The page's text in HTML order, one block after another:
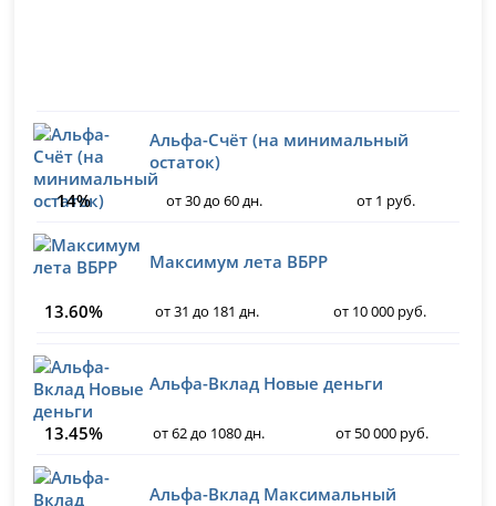
Альфа-Счёт (на минимальный
остаток)
14%
от 30 до 60 дн. от 1 руб.
Максимум лета ВБРР
13.60% от 31 до 181 дн. от 10 000 руб.
Альфа-Вклад Новые деньги
13.45% от 62 до 1080 дн. от 50 000 руб.
Альфа-Вклад Максимальный